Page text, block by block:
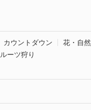
カウントダウン
花・自然
ーツ狩り